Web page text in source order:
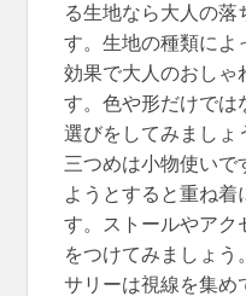
る生地なら大人の落
す。生地の種類によ
効果で大人のおしゃ
す。色や形だけでは
選びをしてみましょ
三つめは小物使いで
ようとすると重ね着
す。ストールやアク
をつけてみましょう
サリーは視線を集め